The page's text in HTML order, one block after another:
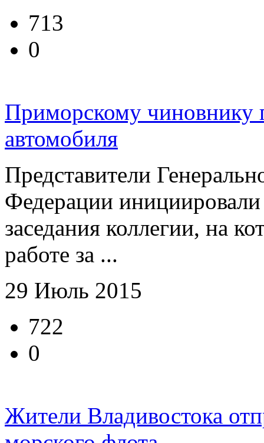
713
0
Приморскому чиновнику
автомобиля
Представители
Федерации
заседания коллегии, на
работе за ...
29 Июль 2015
722
0
Жители Владивостока